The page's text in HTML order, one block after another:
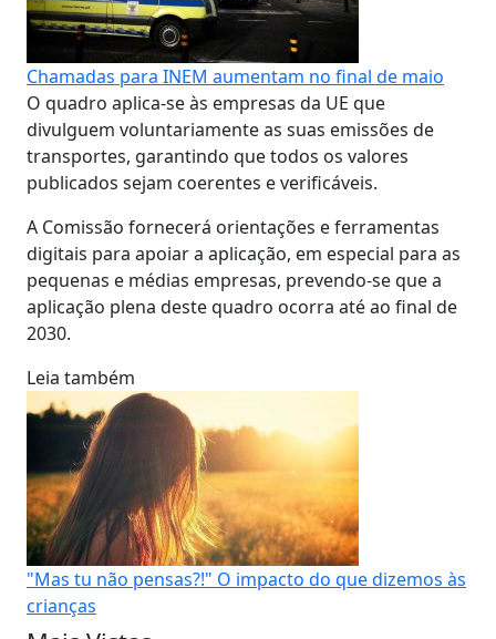
Chamadas para INEM aumentam no final de maio
O quadro aplica-se às empresas da UE que
divulguem voluntariamente as suas emissões de
transportes, garantindo que todos os valores
publicados sejam coerentes e verificáveis.
A Comissão fornecerá orientações e ferramentas
digitais para apoiar a aplicação, em especial para as
pequenas e médias empresas, prevendo-se que a
aplicação plena deste quadro ocorra até ao final de
2030.
Leia também
"Mas tu não pensas?!" O impacto do que dizemos às
crianças